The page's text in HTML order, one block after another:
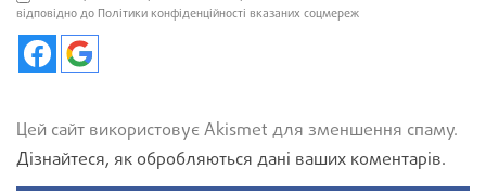
відповідно до Політики конфіденційності вказаних соцмереж
Цей сайт використовує Akismet для зменшення спаму.
Дізнайтеся, як обробляються дані ваших коментарів.